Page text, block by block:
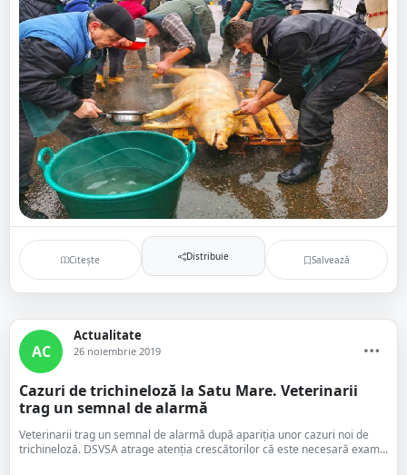
Citește Distribuie Salvează
AC
Actualitate
26 noiembrie 2019
Cazuri de trichineloză la Satu Mare. Veterinarii
trag un semnal de alarmă
Veterinarii trag un semnal de alarmă după apariția unor cazuri noi de
trichineloză. DSVSA atrage atenția crescătorilor că este necesară exam...